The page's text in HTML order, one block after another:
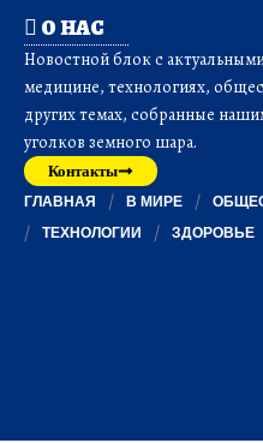
О НАС
Новостной блок с
медицине, технологиях,
других темах, собранные
уголков земного шара.
Контакты
ГЛАВНАЯ В МИРЕ
ТЕХНОЛОГИИ
ЗДОРОВЬЕ